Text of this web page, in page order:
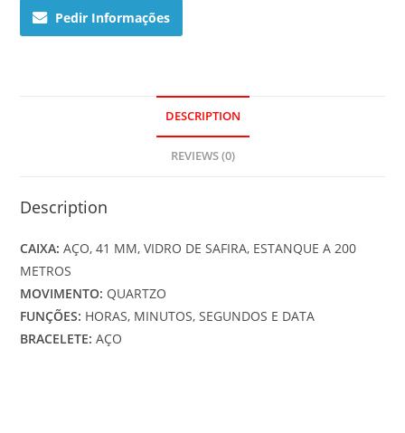
Pedir Informações
DESCRIPTION
REVIEWS (0)
Description
CAIXA: AÇO, 41 MM, VIDRO DE SAFIRA, ESTANQUE A 200
METROS
MOVIMENTO: QUARTZO
FUNÇÕES: HORAS, MINUTOS, SEGUNDOS E DATA
BRACELETE: AÇO